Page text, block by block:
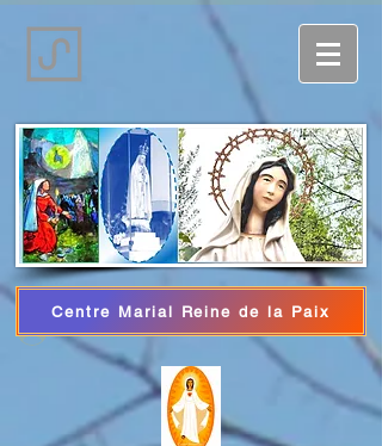
Iniciar sesión
Centre Marial Reine de la Paix